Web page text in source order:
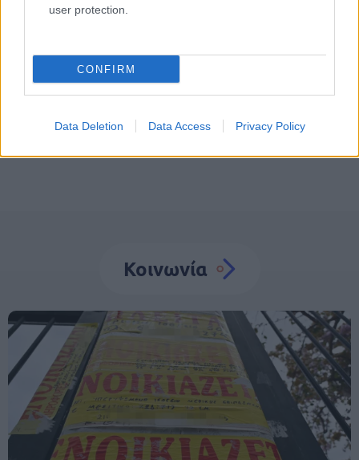
user protection.
CONFIRM
Data Deletion Data Access Privacy Policy
Κοινωνία